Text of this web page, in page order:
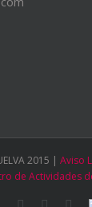
2015 | Aviso
de Actividades